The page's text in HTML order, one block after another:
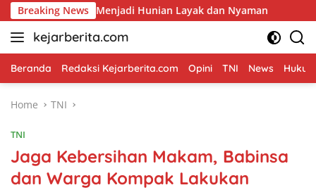
Skip
to
content
Breaking News
Menjadi Hunian Layak dan Nyaman Memasuki Fase
kejarberita.com
Beranda Redaksi Kejarberita.com Opini TNI News
Home TNI
TNI
Jaga Kebersihan Makam, Babinsa
dan Warga Kompak Lakukan